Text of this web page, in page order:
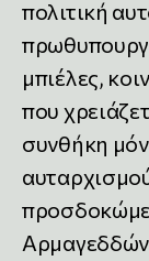
πολιτική
μπιέλες,
που
συνθήκη